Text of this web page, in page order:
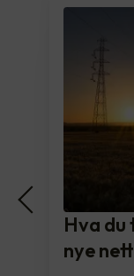
Hva du
nye